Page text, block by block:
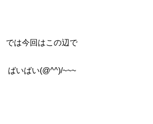
では今回はこの辺で
ばいばい(@^^)/~~~